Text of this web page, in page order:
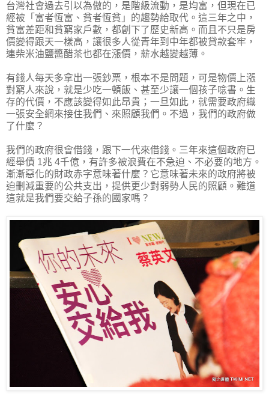
台灣社會過去引以為傲的，是階級流動，是均富，但現在已
經被「富者恆富、貧者恆貧」的趨勢給取代。這三年之中，
貧富差距和貧窮家戶數，都創下了歷史新高。而且不只是房
價變得跟天一樣高，讓很多人從青年到中年都被貸款套牢，
連柴米油鹽醬醋茶也都在漲價，薪水越變越薄。
有錢人每天多拿出一張鈔票，根本不是問題，可是物價上漲
對窮人來說，就是少吃一頓飯、甚至少讓一個孩子唸書。生
存的代價，不應該變得如此昂貴；一旦如此，就需要政府織
一張安全網來接住我們、來照顧我們。不過，我們的政府做
了什麼？
我們的政府很會借錢，跟下一代來借錢。三年來這個政府已
經舉債 1兆 4千億，有許多被浪費在不急迫、不必要的地方。
漸漸惡化的財政赤字意味著什麼？它意味著未來的政府將被
迫刪減重要的公共支出，提供更少對弱勢人民的照顧。難道
這就是我們要交給子孫的國家嗎？